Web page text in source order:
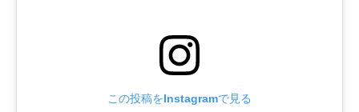
この投稿をInstagramで見る